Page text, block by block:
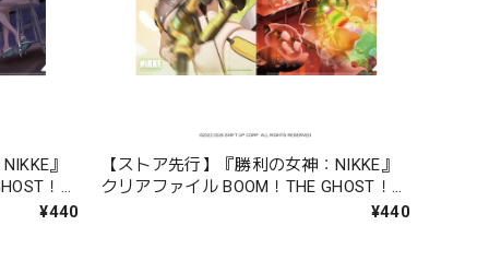
』
！ド
¥440
【ストア先行】『勝利の女神：NIKKE』
クリアファイル BOOM！THE GHOST！エ
¥440